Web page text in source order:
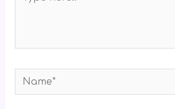
here..
Name*